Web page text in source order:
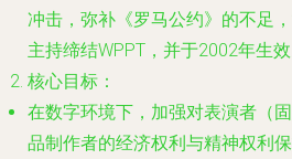
冲击，弥补《罗马公约》的不足
主持缔结WPPT，并于2002年生效
核心目标 ：
在数字环境下，加强对表演者（
品制作者的经济权利与精神权利保